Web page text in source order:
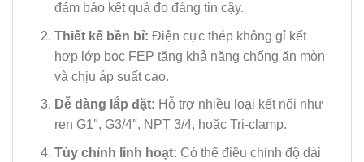
đảm bảo kết quả đo đáng tin cậy.
Thiết kế bền bỉ: Điện cực thép không gỉ kết
hợp lớp bọc FEP tăng khả năng chống ăn mòn
và chịu áp suất cao.
Dễ dàng lắp đặt: Hỗ trợ nhiều loại kết nối như
ren G1″, G3/4″, NPT 3/4, hoặc Tri-clamp.
Tùy chỉnh linh hoạt: Có thể điều chỉnh độ dài